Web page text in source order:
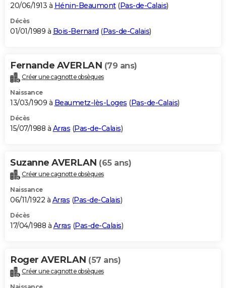
20/06/1913 à Hénin-Beaumont(Pas-de-Calais)
Décès
01/01/1989 à Bois-Bernard (Pas-de-Calais)
Fernande AVERLAN (79 ans)
Créer une cagnotte obsèques
Naissance
13/03/1909 à Beaumetz-lès-Loges (Pas-de-Calais)
Décès
15/07/1988 à Arras (Pas-de-Calais)
Suzanne AVERLAN (65 ans)
Créer une cagnotte obsèques
Naissance
06/11/1922 à Arras (Pas-de-Calais)
Décès
17/04/1988 à Arras (Pas-de-Calais)
Roger AVERLAN (57 ans)
Créer une cagnotte obsèques